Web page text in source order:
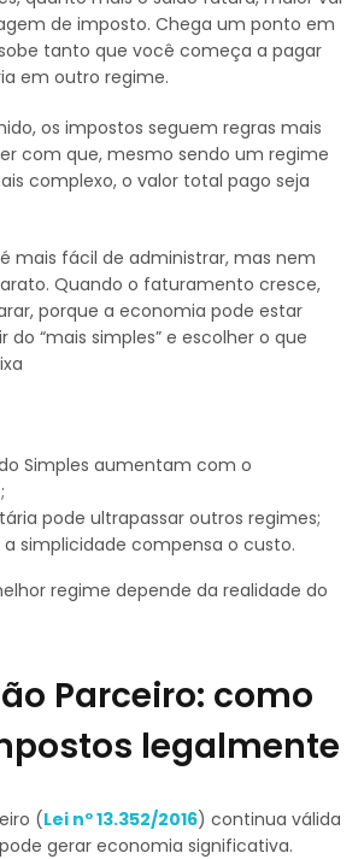
de imposto. Chega um ponto em
tanto que você começa a pagar
em outro regime.
os impostos seguem regras mais
com que, mesmo sendo um regime
complexo, o valor total pago seja
mais fácil de administrar, mas nem
Quando o faturamento cresce,
porque a economia pode estar
“mais simples” e escolher o que
Simples aumentam com o
pode ultrapassar outros regimes;
simplicidade compensa o custo.
regime depende da realidade do
Parceiro: como
legalmente
(Lei nº 13.352/2016) continua válida
gerar economia significativa.